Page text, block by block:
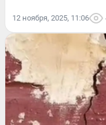
12 ноября, 2025, 11:06